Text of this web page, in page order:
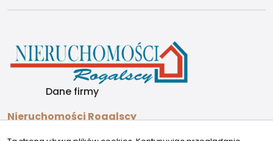
Dane firmy
Nieruchomości Rogalscy